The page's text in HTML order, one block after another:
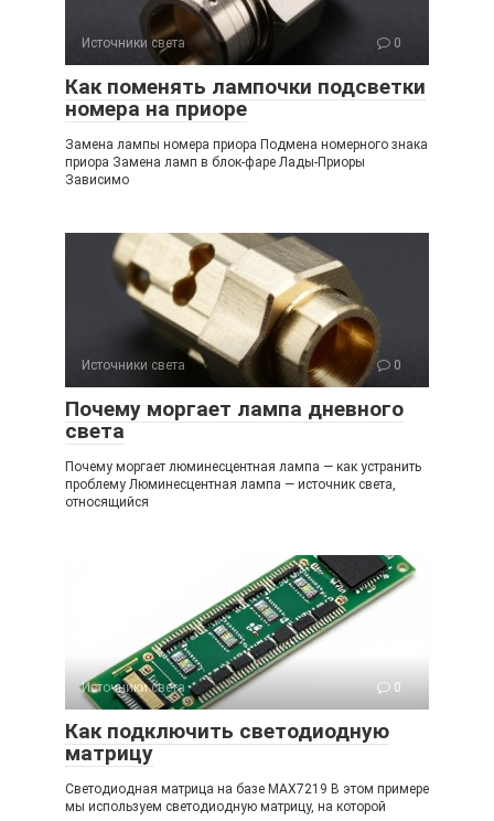
Источники света 0
Как поменять лампочки подсветки
номера на приоре
Замена лампы номера приора Подмена номерного знака
приора Замена ламп в блок-фаре Лады-Приоры
Зависимо
Источники света 0
Почему моргает лампа дневного
света
Почему моргает люминесцентная лампа — как устранить
проблему Люминесцентная лампа — источник света,
относящийся
Источники света 0
Как подключить светодиодную
матрицу
Светодиодная матрица на базе MAX7219 В этом примере
мы используем светодиодную матрицу, на которой